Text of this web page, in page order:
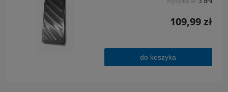
109,99 zł
do koszyka